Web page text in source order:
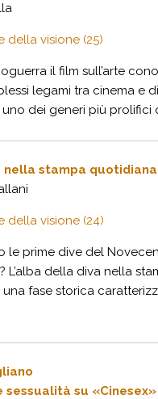
della visione (25)
il film sull’arte
legami tra cinema e
dei generi più prolifici
nella stampa
della visione (24)
le prime dive del
L’alba della diva nella
fase storica
sessualità su «Cinesex»